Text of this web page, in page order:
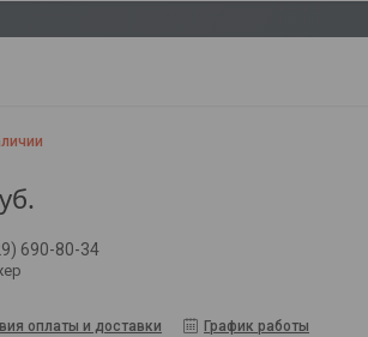
690-80-34
оплаты и доставки
График работы